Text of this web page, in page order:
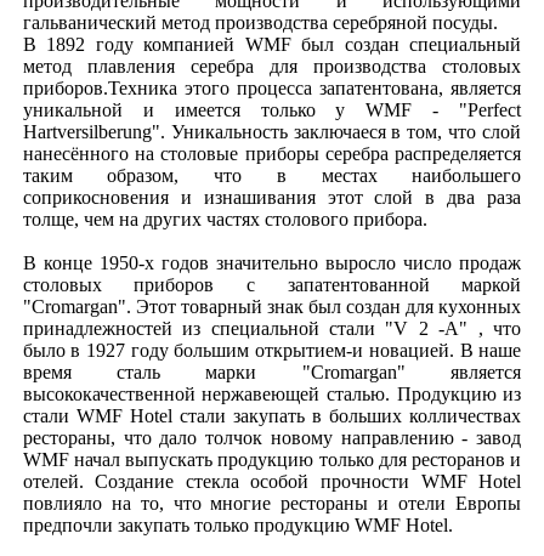
гальванический метод производства серебряной посуды.
В 1892 году компанией WMF был создан специальный
метод плавления серебра для производства столовых
приборов.Техника этого процесса запатентована, является
уникальной и имеется только у WMF - "Perfect
Hartversilberung". Уникальность заключаеся в том, что слой
нанесённого на столовые приборы серебра распределяется
таким образом, что в местах наибольшего
соприкосновения и изнашивания этот слой в два раза
толще, чем на других частях столового прибора.
В конце 1950-х годов значительно выросло число продаж
столовых приборов с запатентованной маркой
"Cromargan". Этот товарный знак был создан для кухонных
принадлежностей из специальной стали "V 2 -A" , что
было в 1927 году большим открытием-и новацией. В наше
время сталь марки "Cromargan" является
высококачественной нержавеющей сталью. Продукцию из
стали WMF Hotel стали закупать в больших колличествах
рестораны, что дало толчок новому направлению - завод
WMF начал выпускать продукцию только для ресторанов и
отелей. Создание стекла особой прочности WMF Hotel
повлияло на то, что многие рестораны и отели Европы
предпочли закупать только продукцию WMF Hotel.